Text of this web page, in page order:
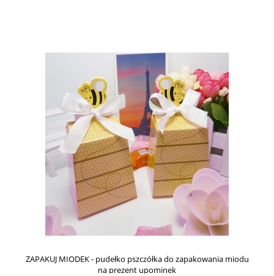
ZAPAKUJ MIODEK - pudełko pszczółka do zapakowania miodu
na prezent upominek